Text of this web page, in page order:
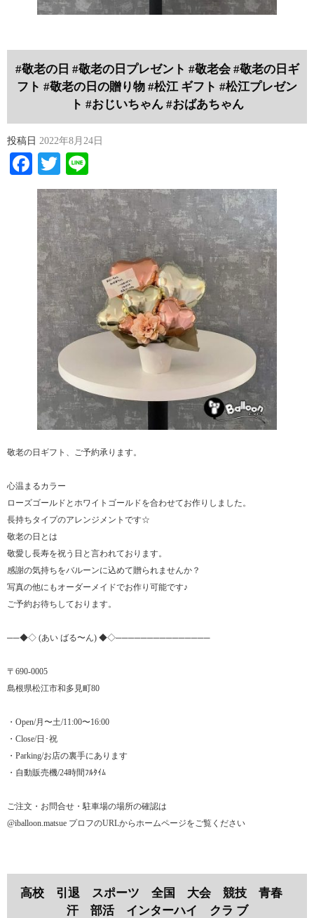
#敬老の日 #敬老の日プレゼント #敬老会 #敬老の日ギ
フト #敬老の日の贈り物 #松江 ギフト #松江プレゼン
ト #おじいちゃん #おばあちゃん
投稿日 2022年8月24日
Facebook
Twitter
敬老の日ギフト、ご予約承ります。
心温まるカラー
ローズゴールドとホワイトゴールドを合わせてお作りしました。
長持ちタイプのアレンジメントです☆
敬老の日とは
敬愛し長寿を祝う日と言われております。
感謝の気持ちをバルーンに込めて贈られませんか？
写真の他にもオーダーメイドでお作り可能です♪
ご予約お待ちしております。
──◆◇ (あい ばる〜ん) ◆◇───────────────
〒690-0005
島根県松江市和多見町80
・Open/月〜土/11:00〜16:00
・Close/日･祝
・Parking/お店の裏手にあります
・自動販売機/24時間ﾌﾙﾀｲﾑ
ご注文・お問合せ・駐車場の場所の確認は
@iballoon.matsue プロフのURLからホームページをご覧ください
高校 引退 スポーツ 全国 大会 競技 青春
汗 部活 インターハイ クラ ブ